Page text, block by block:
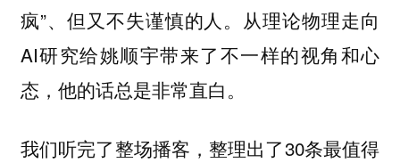
疯”、但又不失谨慎的人。从理论物理走向
AI研究给姚顺宇带来了不一样的视角和心
态，他的话总是非常直白。
我们听完了整场播客，整理出了30条最值得